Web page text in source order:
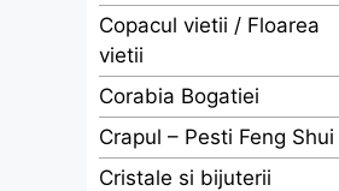
Copacul vietii / Floarea
vietii
Corabia Bogatiei
Crapul – Pesti Feng Shui
Cristale si bijuterii